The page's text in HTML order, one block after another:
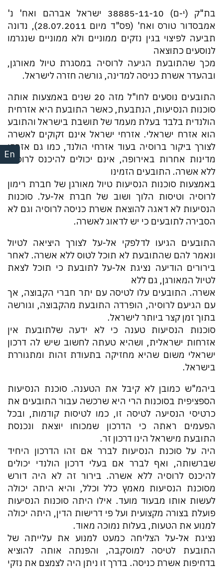
En
בת"ק (י-ם) 38885-11-10 ישראל אברהם ואח' נ'
אמבסדור טורס ואח' (פס"ד מיום 28.07.2011), נדונה
תביעה לפיצוי בגין נזקים ממוניים ולא ממוניים שנגרמו
לנוסעים כתוצאה
מכך שהתובעת הגיעה לרוסיה במסגרת טיול מאורגן,
ובהעדר אשרת כניסה למדינה, גורשה חזרה לישראל.
התובעים נוסעים לחו"ל מזה 20 שנים באמצעות אותה
סוכנות הנסיעות, הנתבעת, כאשר התובעת היא אזרחית
הולנדית בלבד בעלת מעמד של תושבת בישראל והתובע
הוא אזרח ישראלי. אזרחי ישראל אינם זקוקים לאשרה
לצורך ביקור ברוסיה בעוד אזרחי הולנד, כמו גם אזרחי
מדינות אחרות באירופה, אינם יכולים להיכנס לרוסיה
ללא אשרה. התובעים הזמינו
באמצעות סוכנות הנסיעות טיול מאורגן של חברת רימון
לרוסיה וטיסות הלוך ושוב של חברת אל-על. סוכנות
הנסיעות לא דאגה להוצאת אשרת כניסה לרוסיה וגם לא
הסבירה לתובעים כי יש לדאוג לאשרה.
התובעים הגיעו לדלפקי אל-על לצורך היציאה לטיול
ונאמר להם שהתובעת לא תוכל לטוס ללא אשרה. לאחר
בירורים הודיעה נציגת אל-על לתובעת כי תוכל לצאת
לטיול המאורגן, גם ללא
אשרה. התובעים עלו לטיסה עם יתר חברי הקבוצה, אך
עם הגיעם לרוסיה, הופרדה התובעת מהקבוצה, וגורשה
בתוך זמן קצר ביותר לישראל.
סוכנות הנסיעות טענה כי לא ידעה שלתובעת אין
אזרחות ישראלית, ושהיא טעתה לחשוב שיש לה דרכון
ישראלי משום שהיא מחזיקה בתעודת זהות ומתגוררת
בישראל.
ביהמ"ש כמובן לא קיבל את הטענה. סוכנת הנסיעות
הספציפית בסוכנות הרי היא שרכשה עבור התובעים את
כרטיסי הנסיעה לטיסה זו, כמו לטיסות קודמות, ובכל
הפעמים ראתה כי הדרכון שמכוחו יוצאת ונכנסת
התובעת מישראל הינו דרכון זר.
היה על סוכנת הנסיעות לברר אם זהו הדרכון היחיד
שברשותה, ואף לברר אם בעלי דרכון הולנדי יכולים
להיכנס לרוסיה ללא אשרה. בירור זה לא היה דורש
מסוכנת הנסיעות מאמץ כלל וכלל, והיא היתה יכולה
לעשות אותו מבעוד מועד. אילו היתה סוכנות הנסיעות
פועלת בצורה מקצועית ועל פי דרישות הדין, היתה יכולה
למנוע את הטעות, בעלות נמוכה מאוד.
נציגת אל-על הצליחה כמעט למנוע את עלייתה של
התובעת לטיסה למוסקבה, והפנתה אותה להוציא
בדחיפות אשרת כניסה. בדרך זו ניתן היה לצמצם את נזקי